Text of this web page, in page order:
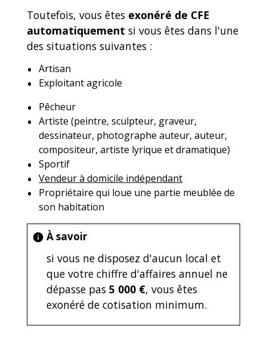
Toutefois, vous êtes exonéré de CFE
automatiquement si vous êtes dans l'une
des situations suivantes :
Artisan
Exploitant agricole
Pêcheur
Artiste (peintre, sculpteur, graveur,
dessinateur, photographe auteur, auteur,
compositeur, artiste lyrique et dramatique)
Sportif
Vendeur à domicile indépendant
Propriétaire qui loue une partie meublée de
son habitation
info À savoir
si vous ne disposez d'aucun local et
que votre chiffre d'affaires annuel ne
dépasse pas 5 000 €, vous êtes
exonéré de cotisation minimum.